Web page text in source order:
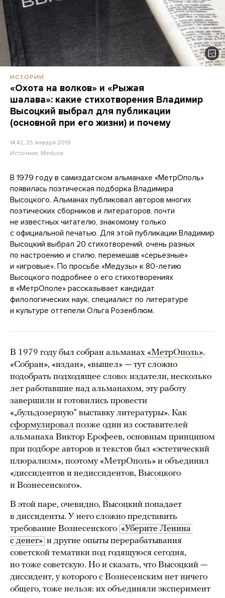
ИСТОРИИ
«Охота на волков» и «Рыжая
шалава»: какие стихотворения Владимир
Высоцкий выбрал для публикации
(основной при его жизни) и почему
14:43, 25 января 2018
Источник: Meduza
В 1979 году в самиздатском альманахе «МетрОполь»
появилась поэтическая подборка Владимира
Высоцкого. Альманах публиковал авторов многих
поэтических сборников и литераторов, почти
не известных читателю, знакомому только
с официальной печатью. Для этой публикации Владимир
Высоцкий выбрал 20 стихотворений, очень разных
по настроению и стилю, перемешав «серьезные»
и «игровые». По просьбе «Медузы» к 80-летию
Высоцкого подробнее о его стихотворениях
в «МетрОполе» рассказывает кандидат
филологических наук, специалист по литературе
и культуре оттепели Ольга Розенблюм.
В 1979 году был собран альманах «МетрОполь».
«Собран», «издан», «вышел» — тут сложно
подобрать подходящее слово: издатели, несколько
лет работавшие над альманахом, эту работу
завершили и готовились провести
«„бульдозерную“ выставку литературы». Как
сформулировал позже один из составителей
альманаха Виктор Ерофеев, основным принципом
при подборе авторов и текстов был «эстетический
плюрализм», поэтому «МетрОполь» и объединил
«диссидентов и недиссидентов, Высоцкого
и Вознесенского».
В этой паре, очевидно, Высоцкий попадает
в диссиденты. У него сложно представить
требование Вознесенского «Уберите Ленина
с денег» и другие опыты перерабатывания
советской тематики под годящуюся сегодня,
но тоже советскую. Но и сказать, что Высоцкий —
диссидент, у которого с Вознесенским нет ничего
общего, тоже нельзя: их объединяли эксперимент